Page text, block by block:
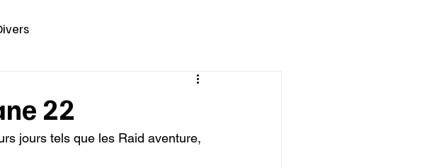
22
jours tels que les Raid aventure,